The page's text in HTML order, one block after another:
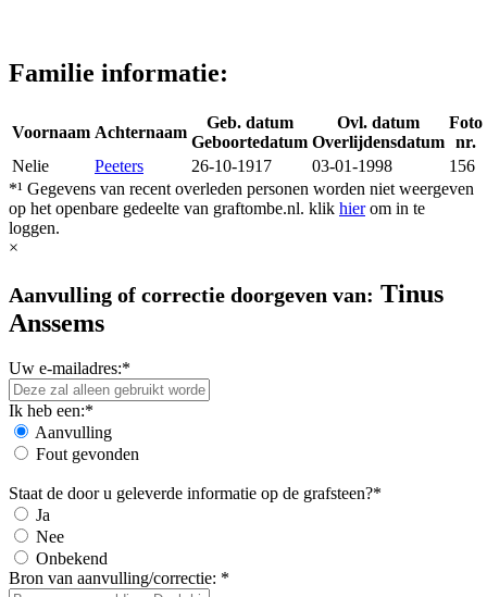
Familie informatie:
Voornaam Achternaam
Geb. datum
Geboortedatum
Ovl. datum
Overlijdensdatum
Foto
nr.
Nelie
Peeters 26-10-1917 03-01-1998
156
*¹ Gegevens van recent overleden personen worden niet weergeven
op het openbare gedeelte van graftombe.nl. klik hierom in te
loggen.
×
Aanvulling of correctie doorgeven van: Tinus
Anssems
Uw e-mailadres:*
Ik heb een:*
Aanvulling
Fout gevonden
Staat de door u geleverde informatie op de grafsteen?*
Ja
Nee
Onbekend
Bron van aanvulling/correctie: *